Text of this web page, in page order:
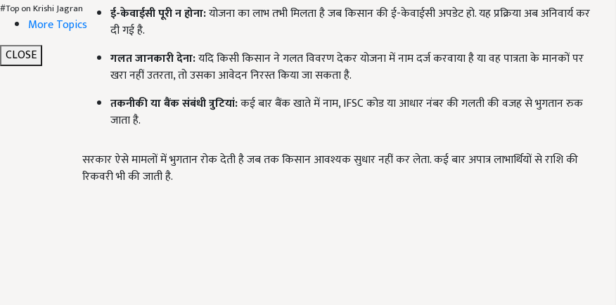
#Top on Krishi Jagran
More Topics
CLOSE
ई-केवाईसी पूरी न होना:योजना का लाभ तभी मिलता है जब किसान की ई-केवाईसी अपडेट हो. यह प्रक्रिया अब अनिवार्य कर
दी गई है.
गलत जानकारी देना:यदि किसी किसान ने गलत विवरण देकर योजना में नाम दर्ज करवाया है या वह पात्रता के मानकों पर
खरा नहीं उतरता, तो उसका आवेदन निरस्त किया जा सकता है.
तकनीकी या बैंक संबंधी त्रुटियां:कई बार बैंक खाते में नाम, IFSC कोड या आधार नंबर की गलती की वजह से भुगतान रुक
जाता है.
सरकार ऐसे मामलों में भुगतान रोक देती है जब तक किसान आवश्यक सुधार नहीं कर लेता. कई बार अपात्र लाभार्थियों से राशि की
रिकवरी भी की जाती है.